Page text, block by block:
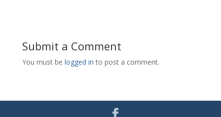
Submit a Comment
You must be logged in to post a comment.